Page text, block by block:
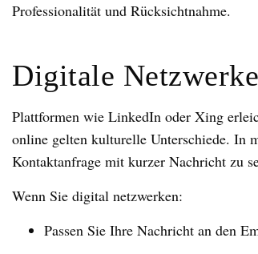
Professionalität und Rücksichtnahme.
Digitale
Plattformen wie LinkedIn oder Xing
online gelten kulturelle Unterschiede. In
Kontaktanfrage mit kurzer Nachricht zu
Wenn Sie digital netzwerken:
Passen Sie Ihre Nachricht an den